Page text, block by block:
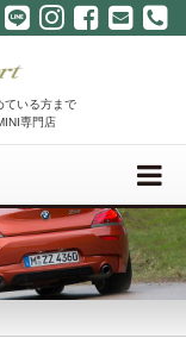
ている方まで
専門店